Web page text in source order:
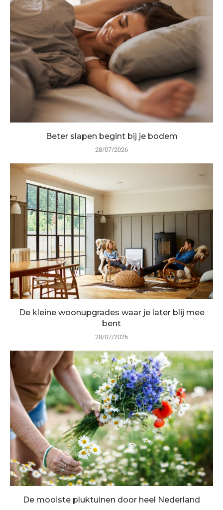
Beter slapen begint bij je bodem
28/07/2026
De kleine woonupgrades waar je later blij mee
bent
28/07/2026
De mooiste pluktuinen door heel Nederland